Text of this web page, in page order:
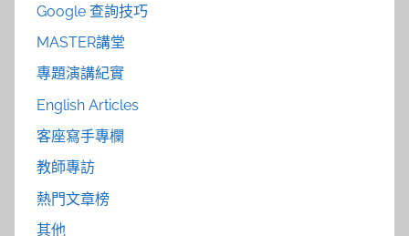
Google 查詢技巧
MASTER講堂
專題演講紀實
English Articles
客座寫手專欄
教師專訪
熱門文章榜
其他